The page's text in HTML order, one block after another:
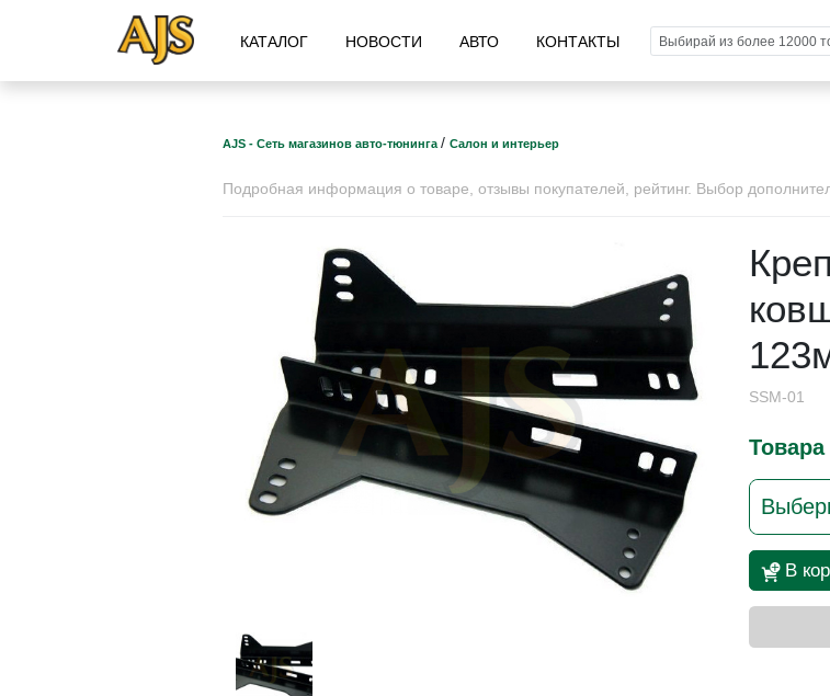
КАТАЛОГ НОВОСТИ АВТО КОНТАКТЫ
AJS - Сеть магазинов авто-тюнинга / Салон и интерьер
Подробная информация о товаре, отзывы покупателей, рейтинг. Выбор
SSM-01
В